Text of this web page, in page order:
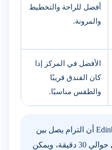
أفضل للراحة والتخطيط
والمرونة.
الأفضل في المركز إذا
كان الفندق قريبًا
والطقس مناسبًا.
يوضح موقع Edinburgh Airport أن الترام يصل بين
المطار ووسط المدينة في حوالي 30 دقيقة، ويمكن